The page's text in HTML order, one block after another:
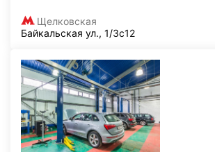
Щелковская
Байкальская ул., 1/3с12